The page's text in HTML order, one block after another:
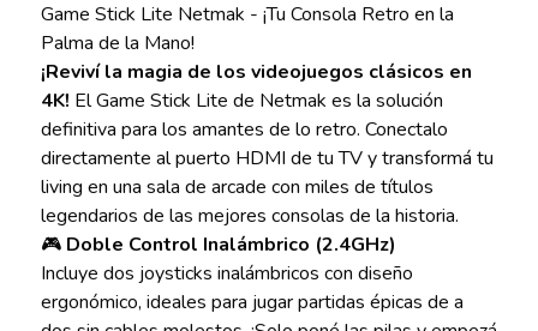
Game Stick Lite Netmak - ¡Tu Consola Retro en la
Palma de la Mano!
¡Reviví la magia de los videojuegos clásicos en
4K! El Game Stick Lite de Netmak es la solución
definitiva para los amantes de lo retro. Conectalo
directamente al puerto HDMI de tu TV y transformá tu
living en una sala de arcade con miles de títulos
legendarios de las mejores consolas de la historia.
🎮 Doble Control Inalámbrico (2.4GHz)
Incluye dos joysticks inalámbricos con diseño
ergonómico, ideales para jugar partidas épicas de a